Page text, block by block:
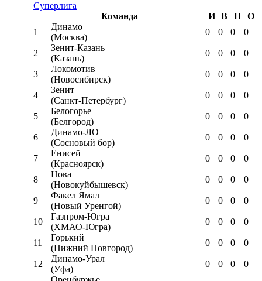
Суперлига
Команда
И В П
О
1
Динамо
(Москва)
0 0 0 0
2
Зенит-Казань
(Казань)
0 0 0 0
3
Локомотив
(Новосибирск)
0 0 0 0
4
Зенит
(Санкт-Петербург)
0 0 0 0
5
Белогорье
(Белгород)
0 0 0 0
6
Динамо-ЛО
(Сосновый бор)
0 0 0 0
7
Енисей
(Красноярск)
0 0 0 0
8
Нова
(Новокуйбышевск)
0 0 0 0
9
Факел Ямал
(Новый Уренгой)
0 0 0 0
10
Газпром-Югра
(ХМАО-Югра)
0 0 0 0
11
Горький
(Нижний Новгород)
0 0 0 0
12
Динамо-Урал
(Уфа)
0 0 0 0